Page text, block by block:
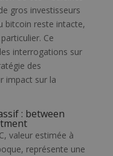
gros investisseurs
bitcoin reste intacte,
Ce
interrogations sur
des
impact sur la
: between
valeur estimée à
représente une